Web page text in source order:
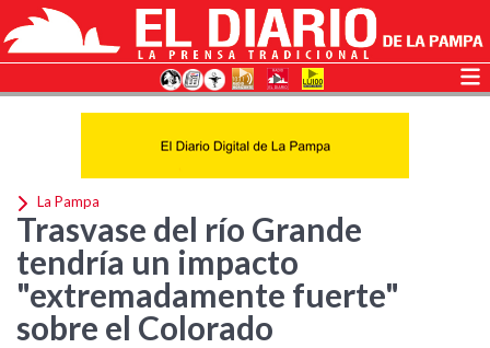
La Pampa
Trasvase del río Grande
tendría un impacto
"extremadamente fuerte"
sobre el Colorado